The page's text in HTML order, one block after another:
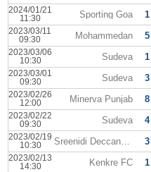
2024/01/21
11:30
Sporting Goa
2023/03/11
09:30
Mohammedan
2023/03/06
10:30
Sudeva
2023/03/01
09:30
Sudeva
2023/02/26
12:00
Minerva Punjab
2023/02/22
09:30
Sudeva
2023/02/19
10:30
Sreenidi Deccan FC
2023/02/13
14:30
Kenkre FC